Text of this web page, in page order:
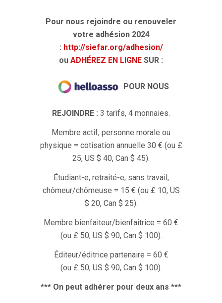
Pour nous rejoindre ou renouveler
votre adhésion 2024
: http://siefar.org/adhesion/
ou ADHÉREZ EN LIGNE SUR :
POUR NOUS
REJOINDRE : 3 tarifs, 4 monnaies.
Membre actif, personne morale ou
physique = cotisation annuelle 30 € (ou £
25, US $ 40, Can $ 45).
Étudiant-e, retraité-e, sans travail,
chômeur/chômeuse = 15 € (ou £ 10, US
$ 20, Can $ 25).
Membre bienfaiteur/bienfaitrice = 60 €
(ou £ 50, US $ 90, Can $ 100).
Éditeur/éditrice partenaire = 60 €
(ou £ 50, US $ 90, Can $ 100).
*** On peut adhérer pour deux ans ***